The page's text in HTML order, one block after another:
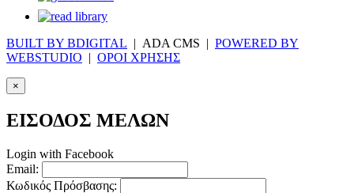
BUILT BY BDIGITAL | ADA CMS | POWERED BY
WEBSTUDIO | ΟΡΟΙ ΧΡΗΣΗΣ
×
ΕΙΣΟΔΟΣ ΜΕΛΩΝ
Login with Facebook
Email:
Κωδικός Πρόσβασης: